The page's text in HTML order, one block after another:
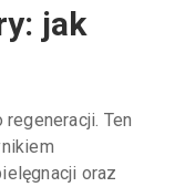
jak
Ten
oraz